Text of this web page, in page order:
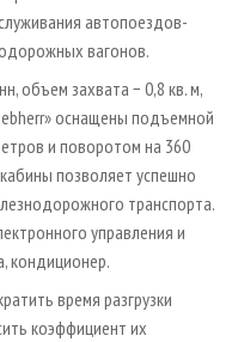
автопоездов-
вагонов.
объем захвата − 0,8 кв. м,
оснащены подъемной
и поворотом на 360
позволяет успешно
транспорта.
управления и
кондиционер.
время разгрузки
коэффициент их